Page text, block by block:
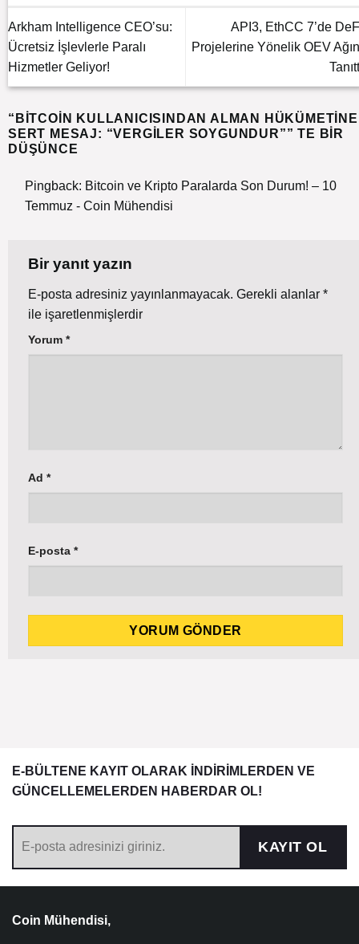
Arkham Intelligence CEO’su:
Ücretsiz İşlevlerle Paralı
Hizmetler Geliyor!
API3, EthCC 7’de
Projelerine Yönelik OEV
“ BITCOIN KULLANICISINDAN ALMAN HÜKÜMETINE
SERT MESAJ: “VERGILER SOYGUNDUR”” TE BIR
DÜŞÜNCE
Pingback: Bitcoin ve Kripto Paralarda Son Durum! – 10
Temmuz - Coin Mühendisi
Bir yanıt yazın
E-posta adresiniz yayınlanmayacak. Gerekli alanlar *
ile işaretlenmişlerdir
Yorum *
Ad *
E-posta *
E-BÜLTENE KAYIT OLARAK İNDİRİMLERDEN VE
GÜNCELLEMELERDEN HABERDAR OL!
KAYIT OL
Coin Mühendisi,